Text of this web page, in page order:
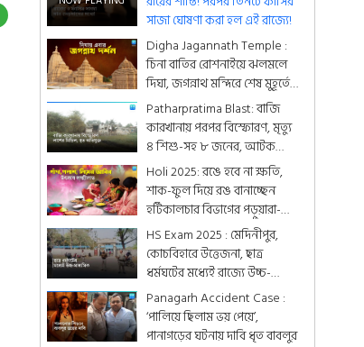
সাজা ঘোষণা করা হল এই রাজ্যে!
Digha Jagannath Temple :
চিনা বাতির রোশনাইয়ে ঝলমলে
দিঘা, জগন্নাথ মন্দিরে শেষ মুহূর্তের
সাজসজ্জা তুঙ্গে
Patharpratima Blast: বাজি
কারখানায় পরপর বিস্ফোরণ, মৃত্যু
৪ শিশু-সহ ৮ জনের, আটক
অভিযুক্ত
Holi 2025: রঙে হবে না ক্ষতি,
শাক-ফুল দিয়ে রঙ বানাচ্ছেন
হর্টিকালচার বিভাগের পড়ুয়ারা-
গ্রামের মহিলারা
HS Exam 2025 : মেদিনীপুর,
কোচবিহারে উত্তেজনা, ছাত্র
ধর্মঘটের মধ্যেই রাজ্যে উচ্চ-
মাধ্যমিকের পরীক্ষা
Panagarh Accident Case :
‘পালিয়ে ছিলাম ভয় পেয়ে’,
পানাগড়ের ঘটনায় দাবি ধৃত বাবলুর